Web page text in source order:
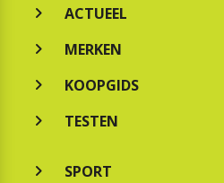
ACTUEEL
MERKEN
KOOPGIDS
TESTEN
SPORT